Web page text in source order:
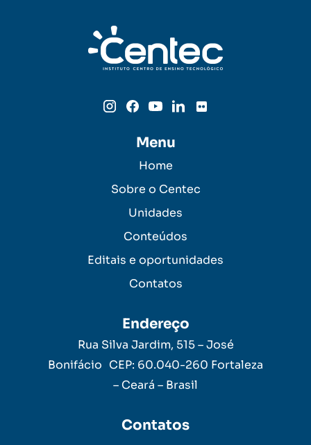
Menu
Home
Sobre o Centec
Unidades
Conteúdos
Editais e oportunidades
Contatos
Endereço
Rua Silva Jardim, 515 – José
Bonifácio CEP: 60.040-260 Fortaleza
– Ceará – Brasil
Contatos